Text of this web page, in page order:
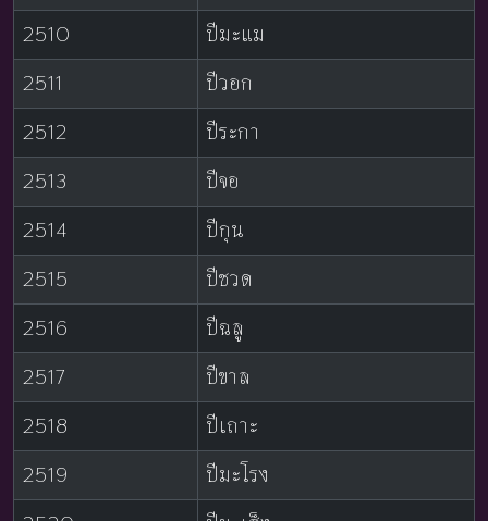
2510
ปีมะแม
2511
ปีวอก
2512
ปีระกา
2513
ปีจอ
2514
ปีกุน
2515
ปีชวด
2516
ปีฉลู
2517
ปีขาล
2518
ปีเถาะ
2519
ปีมะโรง